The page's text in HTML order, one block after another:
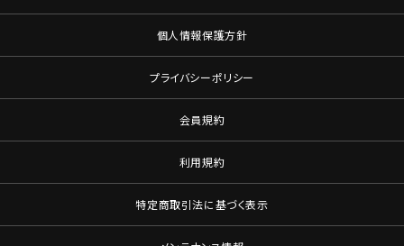
個人情報保護方針
プライバシーポリシー
会員規約
利用規約
特定商取引法に基づく表示